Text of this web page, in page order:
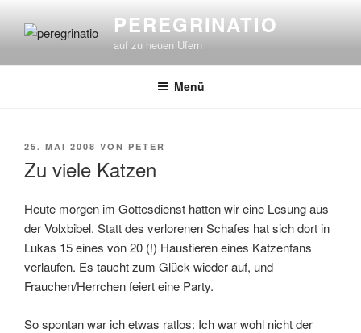
Inhalt
PEREGRINATIO
auf zu neuen Ufern
Menü
VERÖFFENTLICHT
25. MAI 2008 VON PETER
Zu viele Katzen
Heute morgen im Gottesdienst hatten wir eine Lesung aus
der Volxbibel. Statt des verlorenen Schafes hat sich dort in
Lukas 15 eines von 20 (!) Haustieren eines Katzenfans
verlaufen. Es taucht zum Glück wieder auf, und
Frauchen/Herrchen feiert eine Party.
So spontan war ich etwas ratlos: Ich war wohl nicht der